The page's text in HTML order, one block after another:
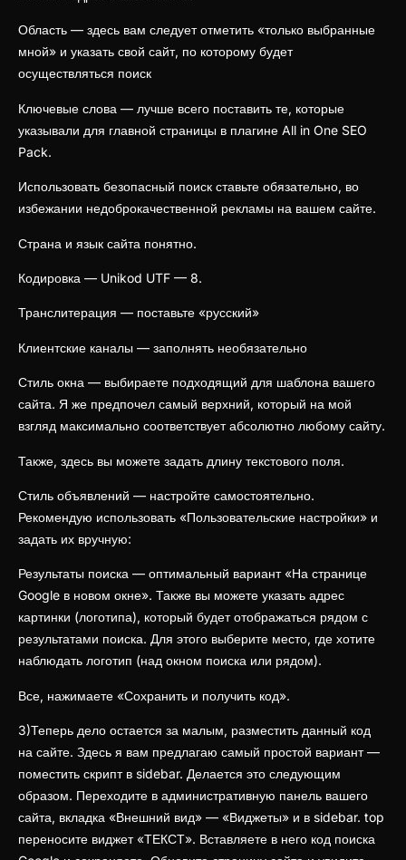
Область — здесь вам следует отметить «только выбранные
мной» и указать свой сайт, по которому будет
осуществляться поиск
Ключевые слова — лучше всего поставить те, которые
указывали для главной страницы в плагине All in One SEO
Pack.
Использовать безопасный поиск ставьте обязательно, во
избежании недоброкачественной рекламы на вашем сайте.
Страна и язык сайта понятно.
Кодировка — Unikod UTF — 8.
Транслитерация — поставьте «русский»
Клиентские каналы — заполнять необязательно
Стиль окна — выбираете подходящий для шаблона вашего
сайта. Я же предпочел самый верхний, который на мой
взгляд максимально соответствует абсолютно любому сайту.
Также, здесь вы можете задать длину текстового поля.
Стиль объявлений — настройте самостоятельно.
Рекомендую использовать «Пользовательские настройки» и
задать их вручную:
Результаты поиска — оптимальный вариант «На странице
Google в новом окне». Также вы можете указать адрес
картинки (логотипа), который будет отображаться рядом с
результатами поиска. Для этого выберите место, где хотите
наблюдать логотип (над окном поиска или рядом).
Все, нажимаете «Сохранить и получить код».
3)Теперь дело остается за малым, разместить данный код
на сайте. Здесь я вам предлагаю самый простой вариант —
поместить скрипт в sidebar. Делается это следующим
образом. Переходите в административную панель вашего
сайта, вкладка «Внешний вид» — «Виджеты» и в sidebar. top
переносите виджет «ТЕКСТ». Вставляете в него код поиска